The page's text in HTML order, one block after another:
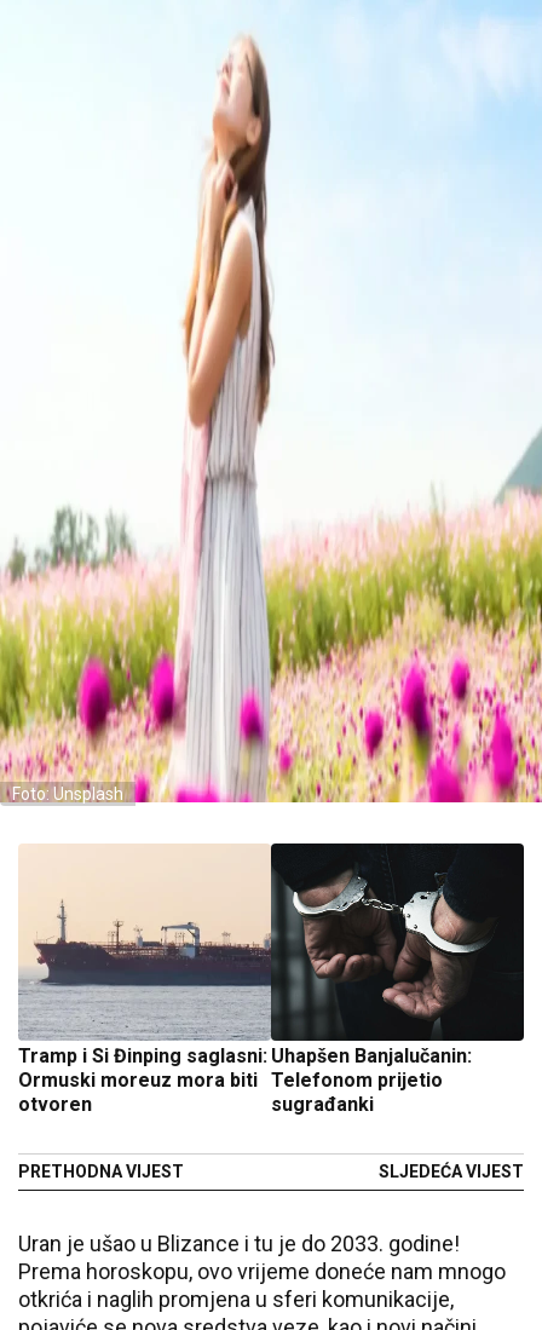
Foto: Unsplash
Tramp i Si Đinping saglasni:
Ormuski moreuz mora biti
otvoren
PRETHODNA VIJEST
Uhapšen Banjalučanin:
Telefonom prijetio
sugrađanki
SLJEDEĆA VIJEST
Uran je ušao u Blizance i tu je do 2033. godine!
Prema horoskopu, ovo vrijeme doneće nam mnogo
otkrića i naglih promjena u sferi komunikacije,